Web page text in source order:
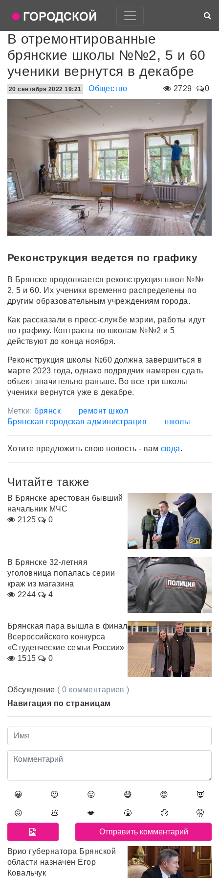
В отремонтированные
брянские школы №№2, 5 и 60
ученики вернутся в декабре
2729 0
20 сентября 2022 19:21 Общество
Реконструкция ведется по графику
В Брянске продолжается реконструкция школ №№
2, 5 и 60. Их ученики временно распределены по
другим образовательным учреждениям города.
Как рассказали в пресс-службе мэрии, работы идут
по графику. Контракты по школам №№2 и 5
действуют до конца ноября.
Реконструкция школы №60 должна завершиться в
марте 2023 года, однако подрядчик намерен сдать
объект значительно раньше. Во все три школы
ученики вернутся уже в декабре.
Метки: брянск
ремонт школ
Брянская городская администрация
школы
Хотите предложить свою новость - вам сюда.
Читайте также
В Брянске арестован бывший
начальник МЧС
2125
0
В Брянске 32-летняя
уголовница попалась серии
краж из магазина
2244
4
Брянская пара вышла в финал
Всероссийского конкурса
«Студенческие семьи России»
1515
0
Обсуждение ( 0 комментариев )
Навигация по страницам
😀 😍 😛 😷 😡 👿
😖 💩 💋 🤮 🤑 🤫
Врио губернатора Брянской
области назначен Егор
Ковальчук